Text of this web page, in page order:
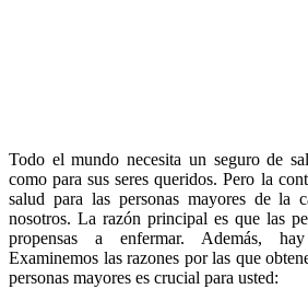
Todo el mundo necesita un seguro de
como para sus seres queridos. Pero la
salud para las personas mayores de la
nosotros. La razón principal es que las
propensas a enfermar. Además,
Examinemos las razones por las que
personas mayores es crucial para usted: